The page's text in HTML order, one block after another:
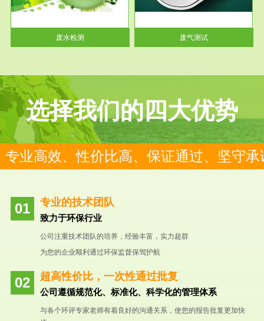
废水检测
废气和无机废气。有机废气主要
包括...
废气测试
选择我们的四大优势
专业高效、性价比高、保证通过、坚守承
专业的技术团队
致力于环保行业
公司注重技术团队的培养，经验丰富，实力超群
为您的企业顺利通过环保监督保驾护航
超高性价比，一次性通过批复
公司遵循规范化、标准化、科学化的管理体系
与各个环评专家老师有着良好的沟通关系，使您的报告批复更加快